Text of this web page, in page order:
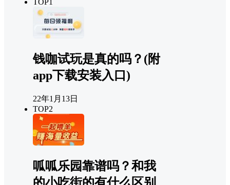
TOP1
钱咖试玩是真的吗？(附
app下载安装入口)
22年1月13日
TOP2
呱呱乐园靠谱吗？和我
的小吃街的有什么区别